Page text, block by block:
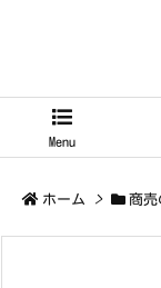
Menu
ホーム > 商売